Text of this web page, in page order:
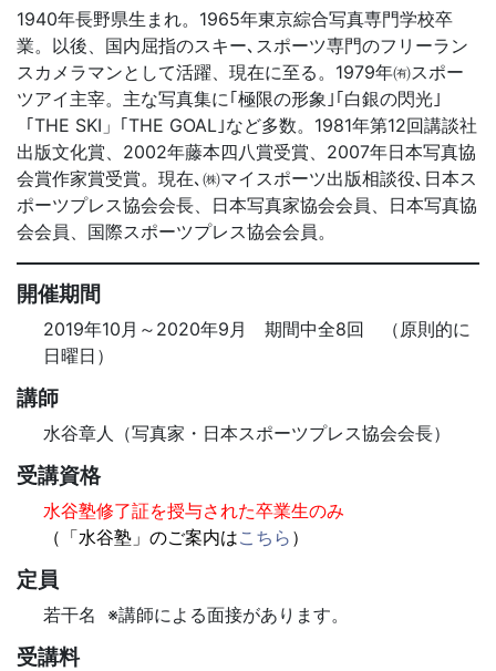
1940年長野県生まれ。1965年東京綜合写真専門学校卒
業。以後、国内屈指のスキー､スポーツ専門のフリーラン
スカメラマンとして活躍、現在に至る。1979年㈲スポー
ツアイ主宰。主な写真集に｢極限の形象｣｢白銀の閃光｣
「THE SKI」｢THE GOAL｣など多数。1981年第12回講談社
出版文化賞、2002年藤本四八賞受賞、2007年日本写真協
会賞作家賞受賞。現在､㈱マイスポーツ出版相談役､日本ス
ポーツプレス協会会長、日本写真家協会会員、日本写真協
会会員、国際スポーツプレス協会会員。
開催期間
2019年10月～2020年9月 期間中全8回 （原則的に
日曜日）
講師
水谷章人（写真家・日本スポーツプレス協会会長）
受講資格
水谷塾修了証を授与された卒業生のみ
（「水谷塾」のご案内はこちら ）
定員
若干名 ※講師による面接があります。
受講料